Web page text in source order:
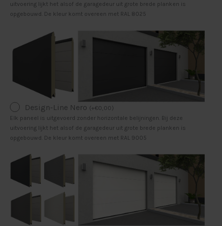
uitvoering lijkt het alsof de garagedeur uit grote brede planken is
opgebouwd. De kleur komt overeen met RAL 8025
Design-Line Nero (+€ 0,00 )
Elk paneel is uitgevoerd zonder horizontale belijningen. Bij deze
uitvoering lijkt het alsof de garagedeur uit grote brede planken is
opgebouwd. De kleur komt overeen met RAL 9005